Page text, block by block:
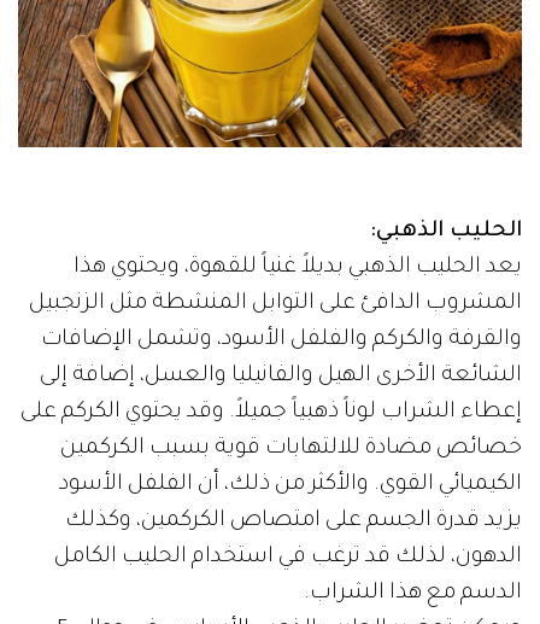
الحليب الذهبي:
يعد الحليب الذهبي بديلاً غنياً للقهوة، ويحتوي هذا
المشروب الدافئ على التوابل المنشطة مثل الزنجبيل
والقرفة والكركم والفلفل الأسود، وتشمل الإضافات
الشائعة الأخرى الهيل والفانيليا والعسل، إضافة إلى
إعطاء الشراب لوناً ذهبياً جميلاً. وقد يحتوي الكركم على
خصائص مضادة للالتهابات قوية بسبب الكركمين
الكيميائي القوي. والأكثر من ذلك، أن الفلفل الأسود
يزيد قدرة الجسم على امتصاص الكركمين، وكذلك
الدهون، لذلك قد ترغب في استخدام الحليب الكامل
الدسم مع هذا الشراب.